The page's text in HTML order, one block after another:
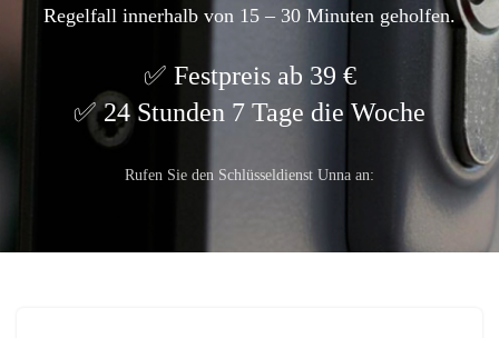
Regelfall innerhalb von 15 – 30 Minuten geholfen.
Festpreis ab 39 €
24 Stunden 7 Tage die Woche
Rufen Sie den Schlüsseldienst Unna an: